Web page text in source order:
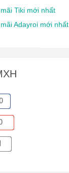
Tiki mới nhất
Adayroi mới nhất